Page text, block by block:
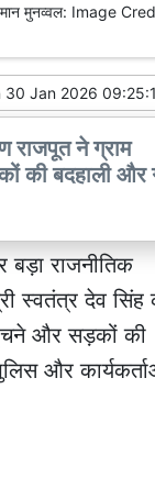
मान मुनव्वल: Image
30 Jan 2026
राजपूत ने ग्राम
की बदहाली और
बड़ा राजनीतिक
स्वतंत्र देव सिंह
और सड़कों की
और